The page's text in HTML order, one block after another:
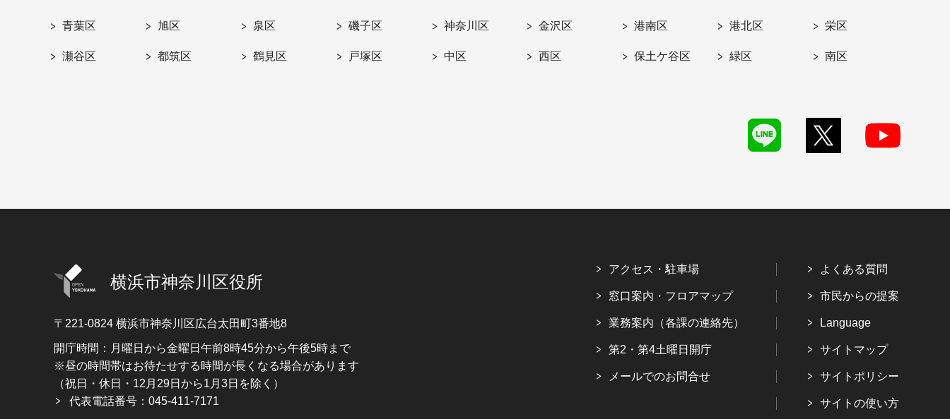
青葉区 旭区 泉区 磯子区 神奈川区 金沢区 港南区 港北区 栄区
瀬谷区 都筑区 鶴見区 戸塚区 中区 西区 保土ケ谷区 緑区 南区
横浜市神奈川区役所
〒221-0824 横浜市神奈川区広台太田町3番地8
開庁時間：月曜日から金曜日午前8時45分から午後5時まで
※昼の時間帯はお待たせする時間が長くなる場合があります
（祝日・休日・12月29日から1月3日を除く）
代表電話番号：045-411-7171
アクセス・駐車場
窓口案内・フロアマップ
業務案内（各課の連絡先）
第2・第4土曜日開庁
メールでのお問合せ
よくある質問
市民からの提案
Language
サイトマップ
サイトポリシー
サイトの使い方